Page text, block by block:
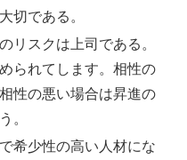
切である。
リスクは上司である。
られてします。相性の
性の悪い場合は昇進の
。
希少性の高い人材にな